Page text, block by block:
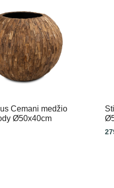
Cemani medžio
Ø50x40cm